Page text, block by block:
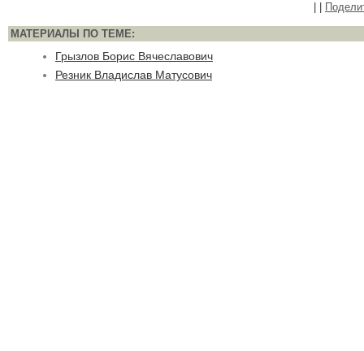
МАТЕРИАЛЫ ПО ТЕМЕ:
Грызлов Борис Вячеславович
Резник Владислав Матусович